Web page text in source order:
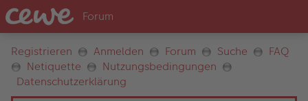
Registrieren Anmelden Forum Suche
FAQ
Netiquette
Nutzungsbedingungen
Datenschutzerklärung